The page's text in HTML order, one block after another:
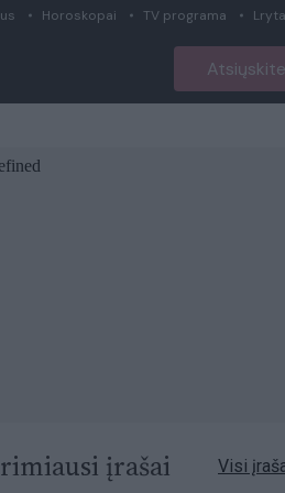
Horoskopai TV programa
įrašai Visi